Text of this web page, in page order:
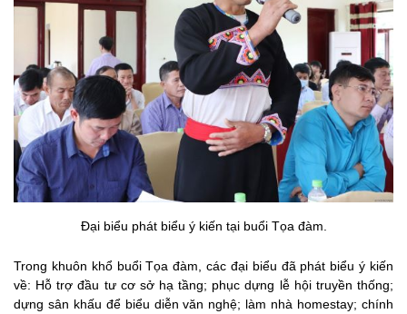
Đại biểu phát biểu ý kiến tại buổi Tọa đàm.
Trong khuôn khổ buổi Tọa đàm, các đại biểu đã phát biểu ý kiến
về: Hỗ trợ đầu tư cơ sở hạ tầng; phục dựng lễ hội truyền thống;
dựng sân khấu để biểu diễn văn nghệ; làm nhà homestay; chính